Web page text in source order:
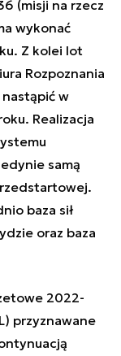
(misji na rzecz
wykonać
Z kolei lot
Rozpoznania
w
Realizacja
samą
baza sił
oraz baza
2022-
przyznawane